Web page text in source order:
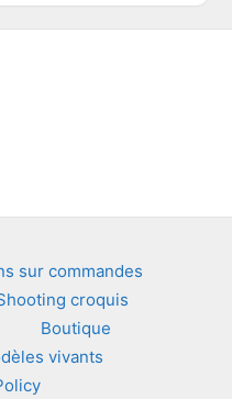
sur commandes
croquis
Boutique
vivants